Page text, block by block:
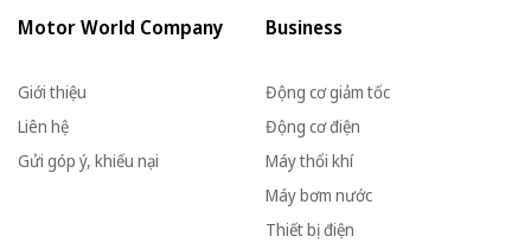
Motor World Company
Giới thiệu
Liên hệ
Gửi góp ý, khiếu nại
Business
Động cơ giảm tốc
Động cơ điện
Máy thổi khí
Máy bơm nước
Thiết bị điện